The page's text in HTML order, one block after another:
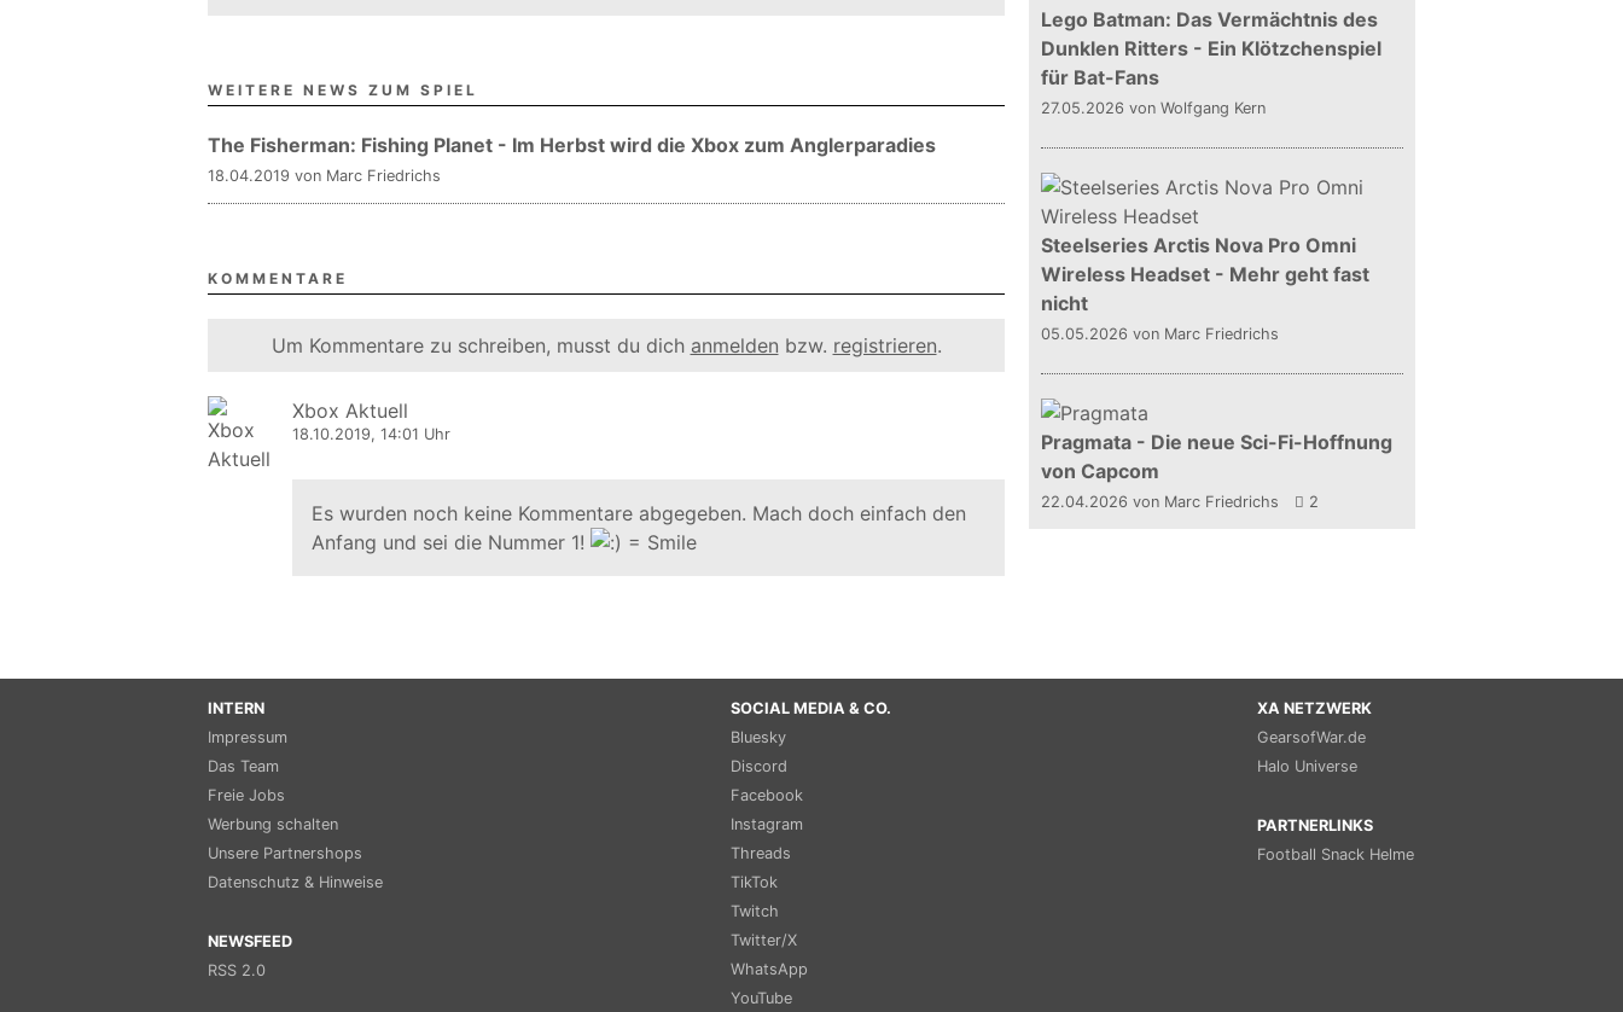
WEITERE NEWS ZUM SPIEL
The Fisherman: Fishing Planet - Im Herbst wird die Xbox zum Anglerparadies
18.04.2019 von Marc Friedrichs
KOMMENTARE
Um Kommentare zu schreiben, musst du dich anmelden bzw. registrieren.
Xbox Aktuell
18.10.2019, 14:01 Uhr
Es wurden noch keine Kommentare abgegeben. Mach doch einfach den
Anfang und sei die Nummer 1!
Lego Batman: Das Vermächtnis des
Dunklen Ritters - Ein Klötzchenspiel
für Bat-Fans
27.05.2026 von Wolfgang Kern
Steelseries Arctis Nova Pro Omni
Wireless Headset - Mehr geht fast
nicht
05.05.2026 von Marc Friedrichs
Pragmata - Die neue Sci-Fi-Hoffnung
von Capcom
22.04.2026 von Marc Friedrichs 2
INTERN
Impressum
Das Team
Freie Jobs
Werbung schalten
Unsere Partnershops
Datenschutz & Hinweise
NEWSFEED
RSS 2.0
SOCIAL MEDIA & CO.
Bluesky
Discord
Facebook
Instagram
Threads
TikTok
Twitch
Twitter/X
WhatsApp
YouTube
XA NETZWERK
GearsofWar.de
Halo Universe
PARTNERLINKS
Football Snack Helme